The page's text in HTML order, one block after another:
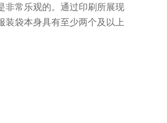
非常乐观的。通过印刷所展现
装袋本身具有至少两个及以上